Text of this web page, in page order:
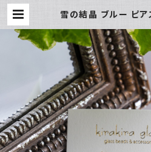
雪の結晶 ブルー ピ